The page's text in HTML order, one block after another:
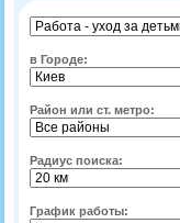
в Городе:
Район или ст. метро:
Радиус поиска:
График работы: